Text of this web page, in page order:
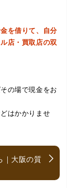
対応の方があ
た。こちら
ちらでお売り
とうございま
を借りて、自分
店・買取店の双
の場で現金をお
はかかりませ
｜大阪の質